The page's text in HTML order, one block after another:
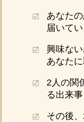
あなた
届いてい
興味な
あなた
2人の関
る出来事
その後